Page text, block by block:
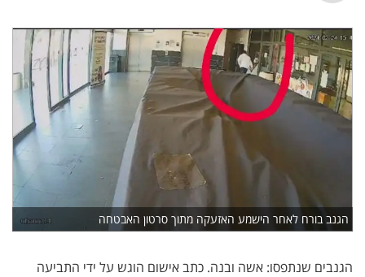
הגנב בורח לאחר הישמע האזעקה מתוך סרטון האבטחה
הגנבים שנתפסו: אשה ובנה. כתב אישום הוגש על ידי התביעה